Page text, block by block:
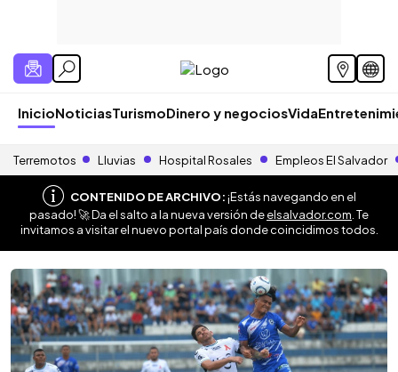
InicioNoticiasTurismoDinero y negociosVida
Terremotos Lluvias Hospital Rosales Empleos El Salvador
CONTENIDO DE ARCHIVO:¡Estás navegando en el
pasado! 🚀 Da el salto a la nueva versión deelsalvador.com . Te
invitamos a visitar el nuevo portal país donde coincidimos todos.